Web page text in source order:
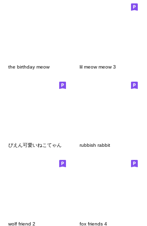
the birthday meow lil meow meow 3
ぴえん可愛いねこてゃん rubbish rabbit
wolf friend 2 fox friends 4